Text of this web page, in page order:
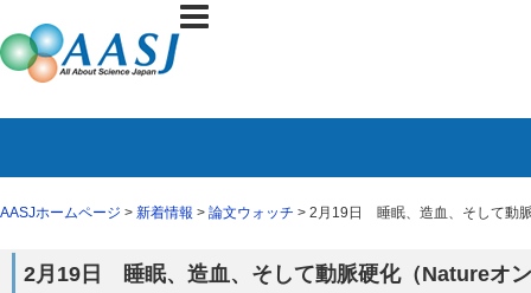
AASJホームページ > 新着情報 > 論文ウォッチ > 2月19日 睡眠、造血、そして動
2月19日 睡眠、造血、そして動脈硬化（Natureオ